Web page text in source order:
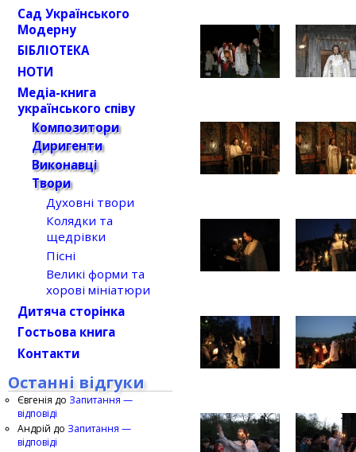
Сад Українського
Модерну
БІБЛІОТЕКА
НОТИ
Медіа-книга
українського співу
Композитори
Диригенти
Виконавці
Твори
Духовні твори
Колядки та
щедрівки
Пісні
Великі форми та
хорові мініатюри
Дитяча сторінка
Гостьова книга
Контакти
Останні відгуки
Євгенія до Запитання —
відповіді
Андрій до Запитання —
відповіді